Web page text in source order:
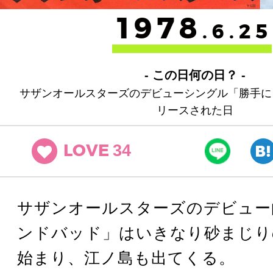
1978 .6.25
- この日何の日？ -
サザンオールスターズのデビューシングル「勝手
リースされた日
LOVE 34
サザンオールスターズのデビュ
ンドバッド」はいきなり砂まじ
始まり、江ノ島も出てくる。